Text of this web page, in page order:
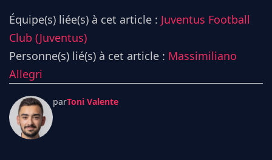
Équipe(s) liée(s) à cet article : Juventus Football
Club (Juventus)
Personne(s) lié(s) à cet article : Massimiliano
Allegri
parToni Valente